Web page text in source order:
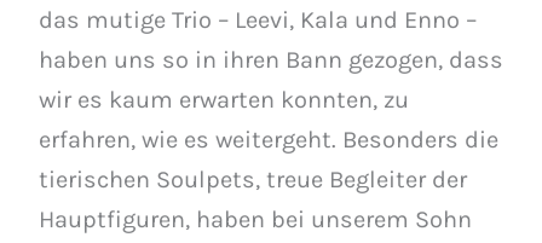
das mutige Trio – Leevi, Kala und Enno –
haben uns so in ihren Bann gezogen, dass
wir es kaum erwarten konnten, zu
erfahren, wie es weitergeht. Besonders die
tierischen Soulpets, treue Begleiter der
Hauptfiguren, haben bei unserem Sohn